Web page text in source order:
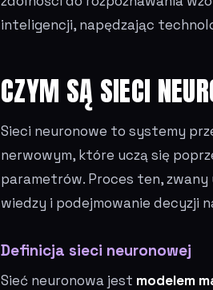
inteligencji, napędzając
CZYM SĄ SIECI
Sieci neuronowe to systemy
nerwowym, które uczą się
parametrów. Proces ten, zwany
wiedzy i podejmowanie decyzji
Definicja sieci neuronowej
Sieć neuronowa jest modelem